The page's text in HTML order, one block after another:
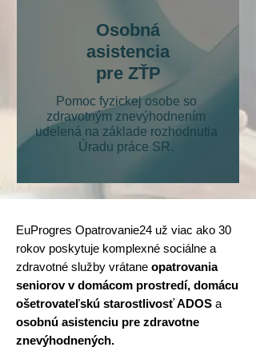
Osobná
asistencia
pre ZŤP
Pomoc fyzickej osobe so
zdravotným znevýhodnením
udelená na základe rozhodnutia
Úradu práce SR.
EuProgres Opatrovanie24 už viac ako 30
rokov poskytuje komplexné sociálne a
zdravotné služby vrátane opatrovania
seniorov v domácom prostredí, domácu
ošetrovateľskú starostlivosť ADOS a
osobnú asistenciu pre zdravotne
znevýhodnených.